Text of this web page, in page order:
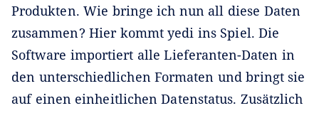
Produkten. Wie bringe ich nun all diese Daten
zusammen? Hier kommt yedi ins Spiel. Die
Software importiert alle Lieferanten-Daten in
den unterschiedlichen Formaten und bringt sie
auf einen einheitlichen Datenstatus. Zusätzlich